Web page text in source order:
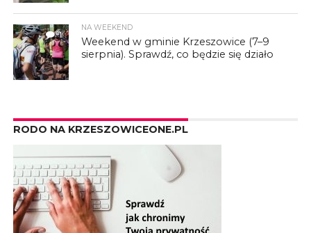
1
NA WEEKEND
Weekend w gminie Krzeszowice (7–9
sierpnia). Sprawdź, co będzie się działo
RODO NA KRZESZOWICEONE.PL